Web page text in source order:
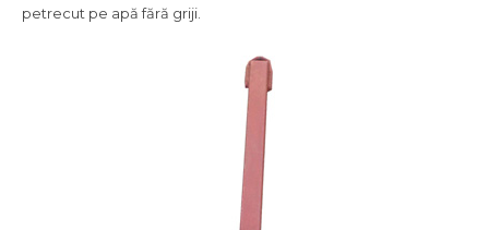
petrecut pe apă fără griji.